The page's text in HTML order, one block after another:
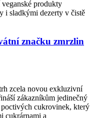
produkty
i sladkými dezerty v čistě
značku zmrzlin
zcela novou exkluzivní
zákazníkům jedinečný
cukrovinek, který
cukrárnami a